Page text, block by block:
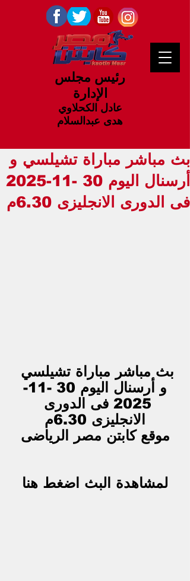
رئيس مجلس
الإدارة
عادل الكحلاوي
هدى عبدالسلام
بث مباشر مباراة تشيلسي و
أرسنال اليوم 30 -11-2025
فى الدورى الانجليزى 6.30م
بث مباشر مباراة تشيلسي
و أرسنال اليوم 30 -11-
2025 فى الدورى
الانجليزى 6.30م
موقع كابتن مصر الرياضى
لمشاهدة البث اضغط هنا